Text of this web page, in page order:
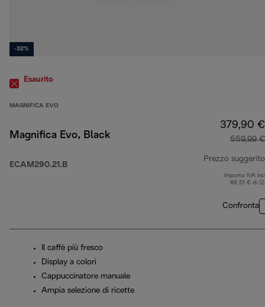
-32%
Esaurito
MAGNIFICA EVO
Magnifica Evo, Black
ECAM290.21.B
379,90 €
559,99 €
Prezzo suggerito
Importo IVA
68,51 € di
Confronta
Il caffè più fresco
Display a colori
Cappuccinatore manuale
Ampia selezione di ricette